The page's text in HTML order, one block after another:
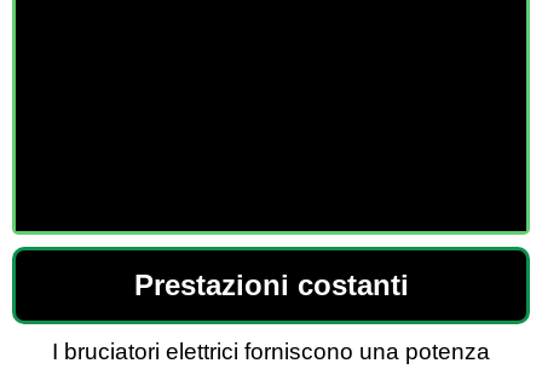
Prestazioni costanti
I bruciatori elettrici forniscono una potenza